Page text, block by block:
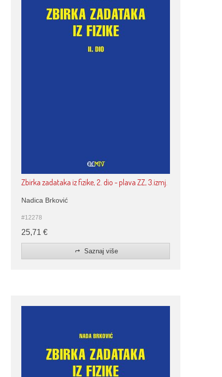
Zbirka zadataka iz fizike, 2. dio - plava ZZ, 3.izmj.
Nadica Brković
#12278
25,71 €
Saznaj više